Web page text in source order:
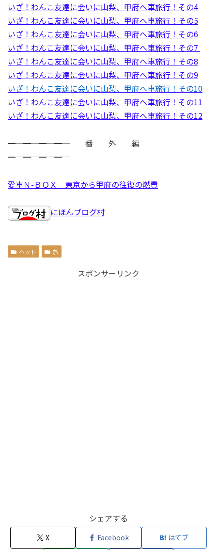
いざ！わんこ友達に会いに山梨、甲府へ車旅行！その4
いざ！わんこ友達に会いに山梨、甲府へ車旅行！その5
いざ！わんこ友達に会いに山梨、甲府へ車旅行！その6
いざ！わんこ友達に会いに山梨、甲府へ車旅行！その7
いざ！わんこ友達に会いに山梨、甲府へ車旅行！その8
いざ！わんこ友達に会いに山梨、甲府へ車旅行！その9
いざ！わんこ友達に会いに山梨、甲府へ車旅行！その10
いざ！わんこ友達に会いに山梨、甲府へ車旅行！その11
いざ！わんこ友達に会いに山梨、甲府へ車旅行！その12
━─━─━─━─ 番 外 編
━─━─━─━─
愛車Ｎ-ＢＯＸ 東京から甲府の往復の燃費
にほんブログ村
ペット 旅
スポンサーリンク
シェアする
X Facebook はてブ